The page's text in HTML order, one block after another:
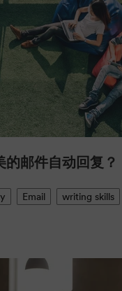
邮件自动回复？
Email writing skills